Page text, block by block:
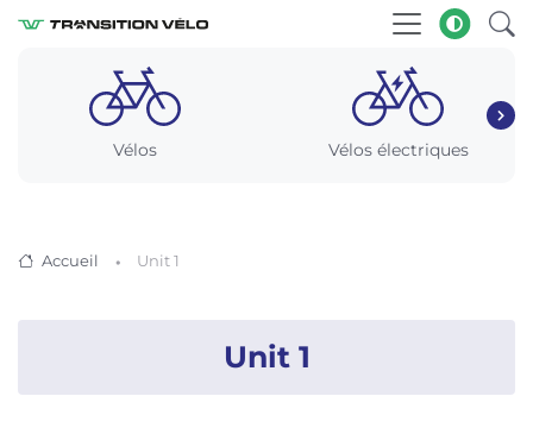
Vélos Vélos électriques
Accueil Unit 1
Unit 1